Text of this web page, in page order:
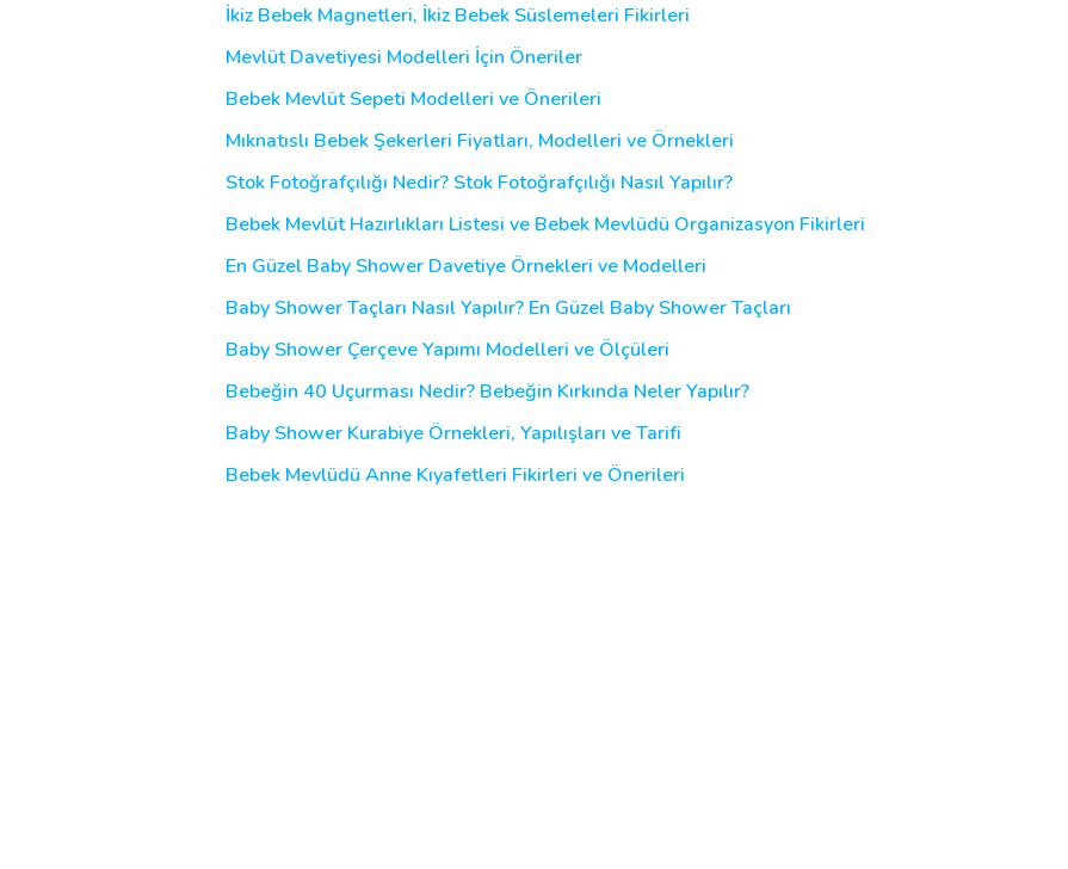
İkiz Bebek Magnetleri, İkiz Bebek Süslemeleri Fikirleri
Mevlüt Davetiyesi Modelleri İçin Öneriler
Bebek Mevlüt Sepeti Modelleri ve Önerileri
Mıknatıslı Bebek Şekerleri Fiyatları, Modelleri ve Örnekleri
Stok Fotoğrafçılığı Nedir? Stok Fotoğrafçılığı Nasıl Yapılır?
Bebek Mevlüt Hazırlıkları Listesi ve Bebek Mevlüdü Organizasyon Fikirleri
En Güzel Baby Shower Davetiye Örnekleri ve Modelleri
Baby Shower Taçları Nasıl Yapılır? En Güzel Baby Shower Taçları
Baby Shower Çerçeve Yapımı Modelleri ve Ölçüleri
Bebeğin 40 Uçurması Nedir? Bebeğin Kırkında Neler Yapılır?
Baby Shower Kurabiye Örnekleri, Yapılışları ve Tarifi
Bebek Mevlüdü Anne Kıyafetleri Fikirleri ve Önerileri